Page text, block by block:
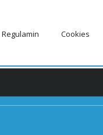
Regulamin Cookies